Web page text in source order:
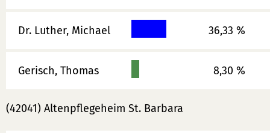
Dr. Luther, Michael 36,33 %
Gerisch, Thomas 8,30 %
(42041) Altenpflegeheim St. Barbara